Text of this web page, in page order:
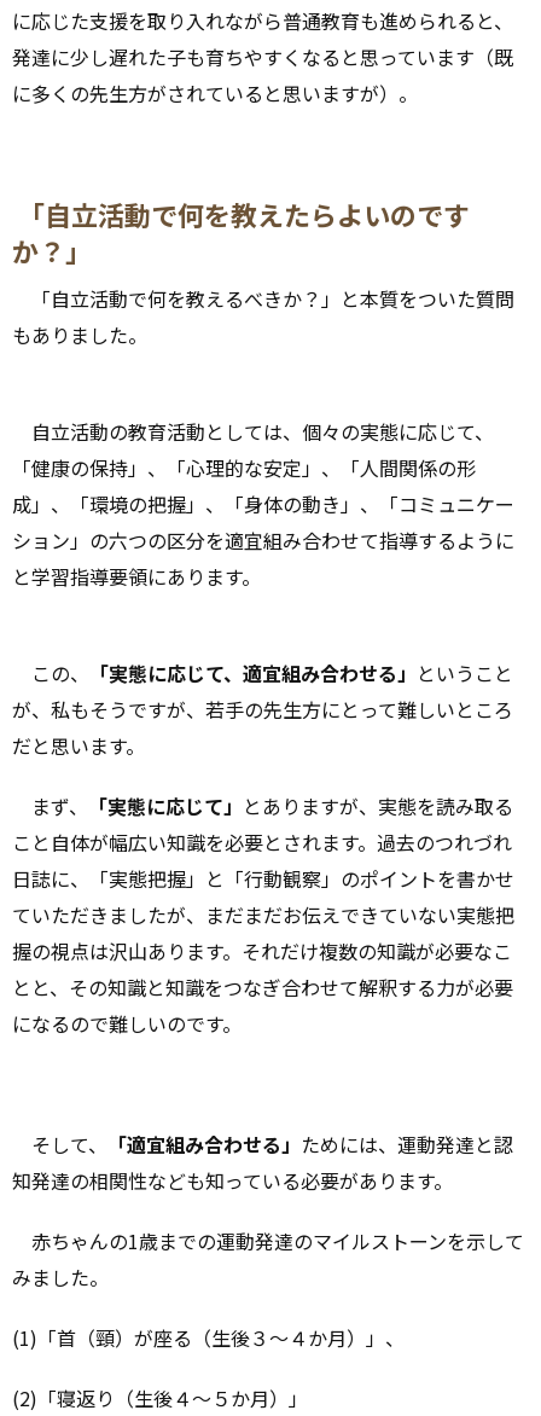
に応じた支援を取り入れながら普通教育も進められると、
発達に少し遅れた子も育ちやすくなると思っています（既
に多くの先生方がされていると思いますが）。
「自立活動で何を教えたらよいのです
か？」
「自立活動で何を教えるべきか？」と本質をついた質問
もありました。
自立活動の教育活動としては、個々の実態に応じて、
「健康の保持」、「心理的な安定」、「人間関係の形
成」、「環境の把握」、「身体の動き」、「コミュニケー
ション」の六つの区分を適宜組み合わせて指導するように
と学習指導要領にあります。
この、 「実態に応じて、適宜組み合わせる」 ということ
が、私もそうですが、若手の先生方にとって難しいところ
だと思います。
まず、 「実態に応じて」 とありますが、実態を読み取る
こと自体が幅広い知識を必要とされます。過去のつれづれ
日誌に、「実態把握」と「行動観察」のポイントを書かせ
ていただきましたが、まだまだお伝えできていない実態把
握の視点は沢山あります。それだけ複数の知識が必要なこ
とと、その知識と知識をつなぎ合わせて解釈する力が必要
になるので難しいのです。
そして、 「適宜組み合わせる」 ためには、運動発達と認
知発達の相関性なども知っている必要があります。
赤ちゃんの1歳までの運動発達のマイルストーンを示して
みました。
(1)「首（頸）が座る（生後３～４か月）」、
(2)「寝返り（生後４～５か月）」